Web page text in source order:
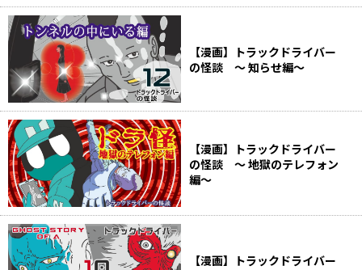
【漫画】トラックドライバー
の怪談 ～ 知らせ編～
【漫画】トラックドライバー
の怪談 ～ 地獄のテレフォン
編～
【漫画】トラックドライバー